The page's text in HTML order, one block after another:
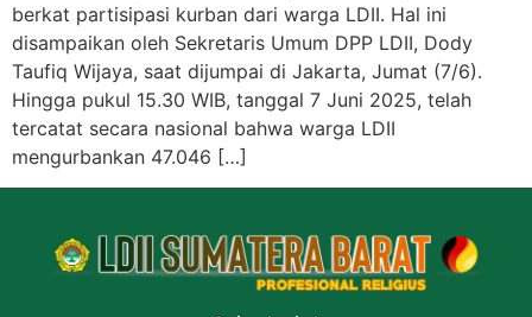
berkat partisipasi kurban dari warga LDII. Hal ini
disampaikan oleh Sekretaris Umum DPP LDII, Dody
Taufiq Wijaya, saat dijumpai di Jakarta, Jumat (7/6).
Hingga pukul 15.30 WIB, tanggal 7 Juni 2025, telah
tercatat secara nasional bahwa warga LDII
mengurbankan 47.046 […]